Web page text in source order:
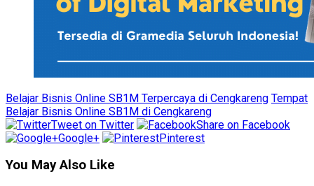
Belajar Bisnis Online SB1M Terpercaya di Cengkareng Tempat
Belajar Bisnis Online SB1M di Cengkareng
Tweet on Twitter
Share on Facebook
Google+
Pinterest
You May Also Like